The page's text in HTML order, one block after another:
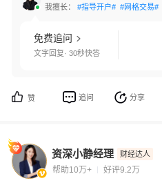
我擅长： #指导开户# #网格交易#
免费追问
文字回复· 30秒快答
赞 追问 分享
资深小静经理 财经达人
帮助10万+ 好评9.2万